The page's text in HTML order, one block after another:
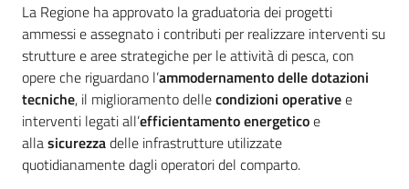
La Regione ha approvato la graduatoria dei progetti
ammessi e assegnato i contributi per realizzare interventi su
strutture e aree strategiche per le attività di pesca, con
opere che riguardano l’ammodernamento delle dotazioni
tecniche, il miglioramento dellecondizioni operativee
interventi legati all’efficientamento energeticoe
allasicurezzadelle infrastrutture utilizzate
quotidianamente dagli operatori del comparto.